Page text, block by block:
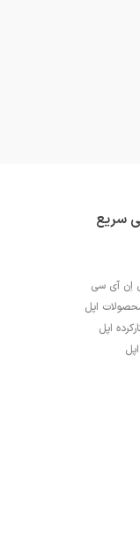
سریع
اِن آی سی
اپل
اپل